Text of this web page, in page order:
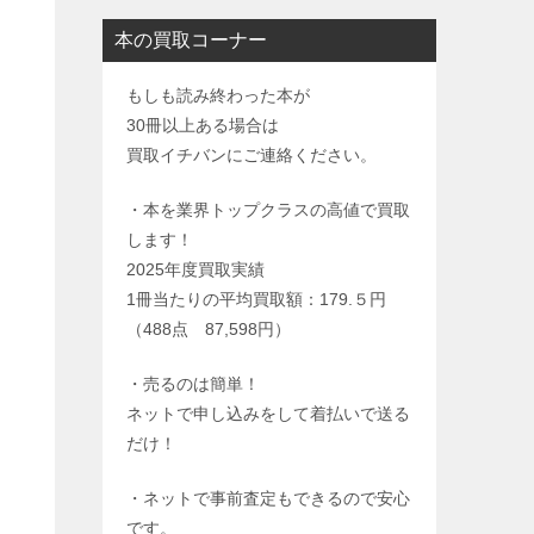
本の買取コーナー
もしも読み終わった本が
30冊以上ある場合は
買取イチバンにご連絡ください。
・本を業界トップクラスの高値で買取
します！
2025年度買取実績
1冊当たりの平均買取額：179.５円
（488点 87,598円）
・売るのは簡単！
ネットで申し込みをして着払いで送る
だけ！
・ネットで事前査定もできるので安心
です。